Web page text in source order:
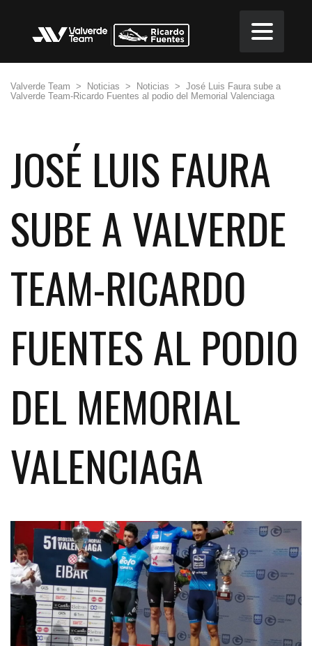
Valverde Team > Noticias > Noticias > José Luis Faura sube a
Valverde Team-Ricardo Fuentes al podio del Memorial Valenciaga
JOSÉ LUIS FAURA
SUBE A VALVERDE
TEAM-RICARDO
FUENTES AL PODIO
DEL MEMORIAL
VALENCIAGA